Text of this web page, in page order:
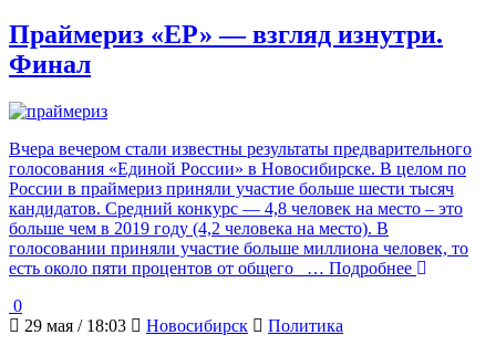
Праймериз «ЕР» — взгляд изнутри.
Финал
Вчера вечером стали известны результаты предварительного
голосования «Единой России» в Новосибирске. В целом по
России в праймериз приняли участие больше шести тысяч
кандидатов. Средний конкурс — 4,8 человек на место – это
больше чем в 2019 году (4,2 человека на место). В
голосовании приняли участие больше миллиона человек, то
есть около пяти процентов от общего
… Подробнее
0
29 мая / 18:03
Новосибирск Политика